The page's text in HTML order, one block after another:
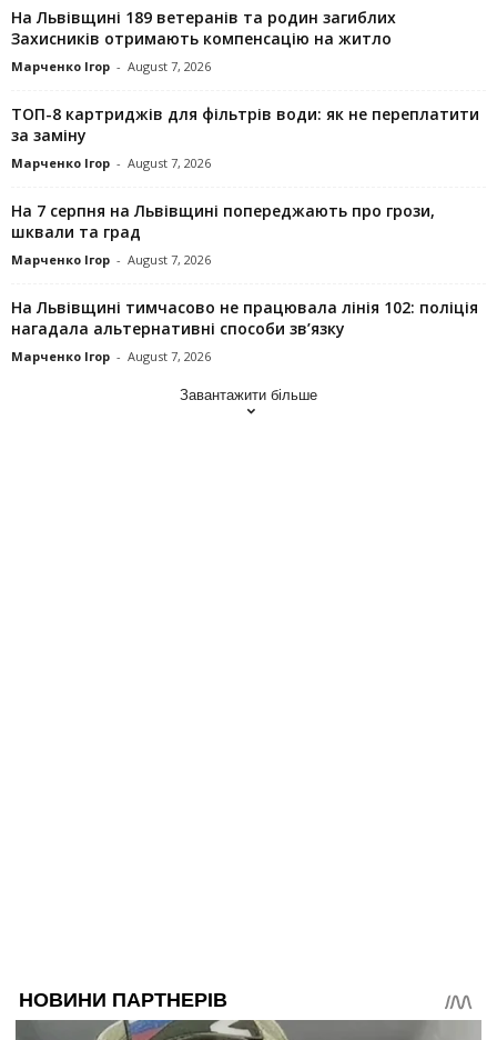
На Львівщині 189 ветеранів та родин загиблих
Захисників отримають компенсацію на житло
Марченко Ігор - August 7, 2026
ТОП-8 картриджів для фільтрів води: як не переплатити
за заміну
Марченко Ігор - August 7, 2026
На 7 серпня на Львівщині попереджають про грози,
шквали та град
Марченко Ігор - August 7, 2026
На Львівщині тимчасово не працювала лінія 102: поліція
нагадала альтернативні способи зв’язку
Марченко Ігор - August 7, 2026
Завантажити більше